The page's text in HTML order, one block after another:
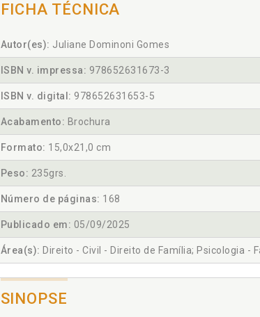
FICHA TÉCNICA
Autor(es): Juliane Dominoni Gomes
ISBN v. impressa: 978652631673-3
ISBN v. digital: 978652631653-5
Acabamento: Brochura
Formato: 15,0x21,0 cm
Peso: 235grs.
Número de páginas: 168
Publicado em: 05/09/2025
Área(s): Direito - Civil - Direito de Família; Psicologia -
SINOPSE